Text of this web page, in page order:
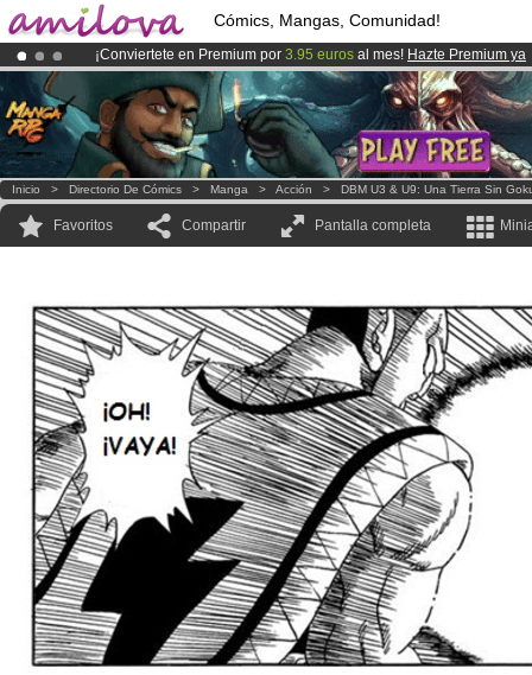
Cómics, Mangas, Comunidad!
¡Conviertete en Premium por 3.95 euros al mes! Hazte Premium ya
¡El Kickstarter Amilova está desormado lanzado!.
¡Ya tenemos 100000miembrosy 1000 Cómics y Mangas!.
Inicio > Directorio De Cómics > Manga > Acción > DBM U3 & U9: Una Tierra Sin
Favoritos Compartir Pantalla completa